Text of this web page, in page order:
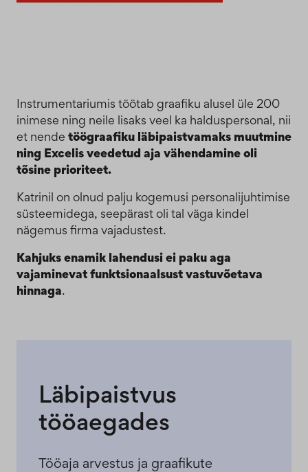
Instrumentariumis töötab graafiku alusel üle 200
inimese ning neile lisaks veel ka halduspersonal, nii
et nende töögraafiku läbipaistvamaks muutmine
ning Excelis veedetud aja vähendamine oli
tõsine prioriteet.
Katrinil on olnud palju kogemusi personalijuhtimise
süsteemidega, seepärast oli tal väga kindel
nägemus firma vajadustest.
Kahjuks enamik lahendusi ei paku aga
vajaminevat funktsionaalsust vastuvõetava
hinnaga.
Läbipaistvus
tööaegades
Tööaja arvestus ja graafikute